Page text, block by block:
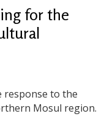
for the
response to the
Mosul region.